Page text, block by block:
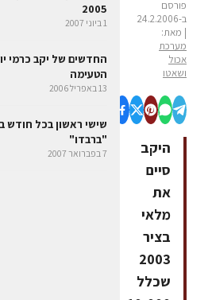
פורסם
ב-24.2.2006
| מאת:
מערכת
אכול
ושאטו
היקב
סיים
את
מלאי
בציר
2003
שכלל
2005
1 ביוני 2007
החדשים של יקב כרמי
הטעימה
13 באפריל 2006
שישי ראשון בכל חודש
"ברבדו"
7 בפברואר 2007